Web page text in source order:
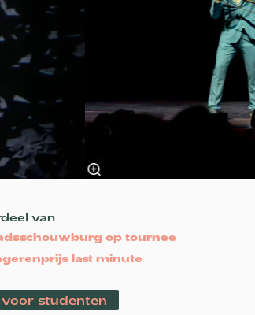
van
op tournee
last minute
studenten